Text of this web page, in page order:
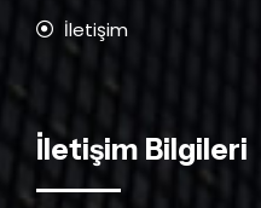
İletişim
İletişim Bilgileri